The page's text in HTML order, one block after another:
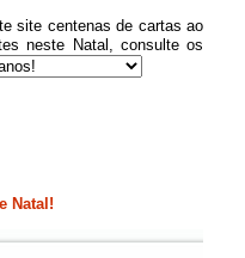
site centenas de cartas ao
neste Natal, consulte os
Natal!